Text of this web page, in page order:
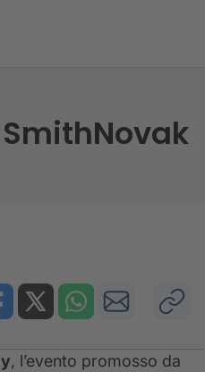
SmithNovak
, l’evento promosso da